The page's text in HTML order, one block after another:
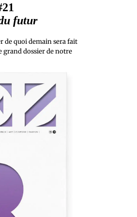
futur
de quoi demain sera fait
grand dossier de notre